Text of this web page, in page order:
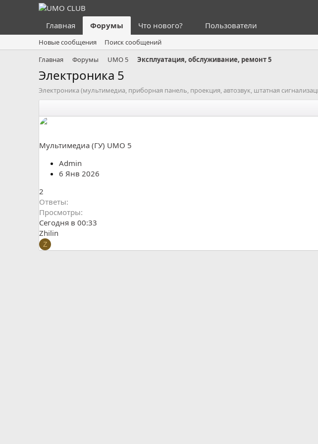
Главная Форумы Что нового? Пользователи
Новые сообщения
Поиск сообщений
Главная
Форумы UMO 5 Эксплуатация, обслуживание, ремонт 5
Электроника 5
Электроника (мультимедиа, приборная панель, проекция, автозвук, штатная
Мультимедиа (ГУ) UMO 5
Admin
6 Янв 2026
2
Ответы
Просмотры
Сегодня в 00:33
Zhilin
Z